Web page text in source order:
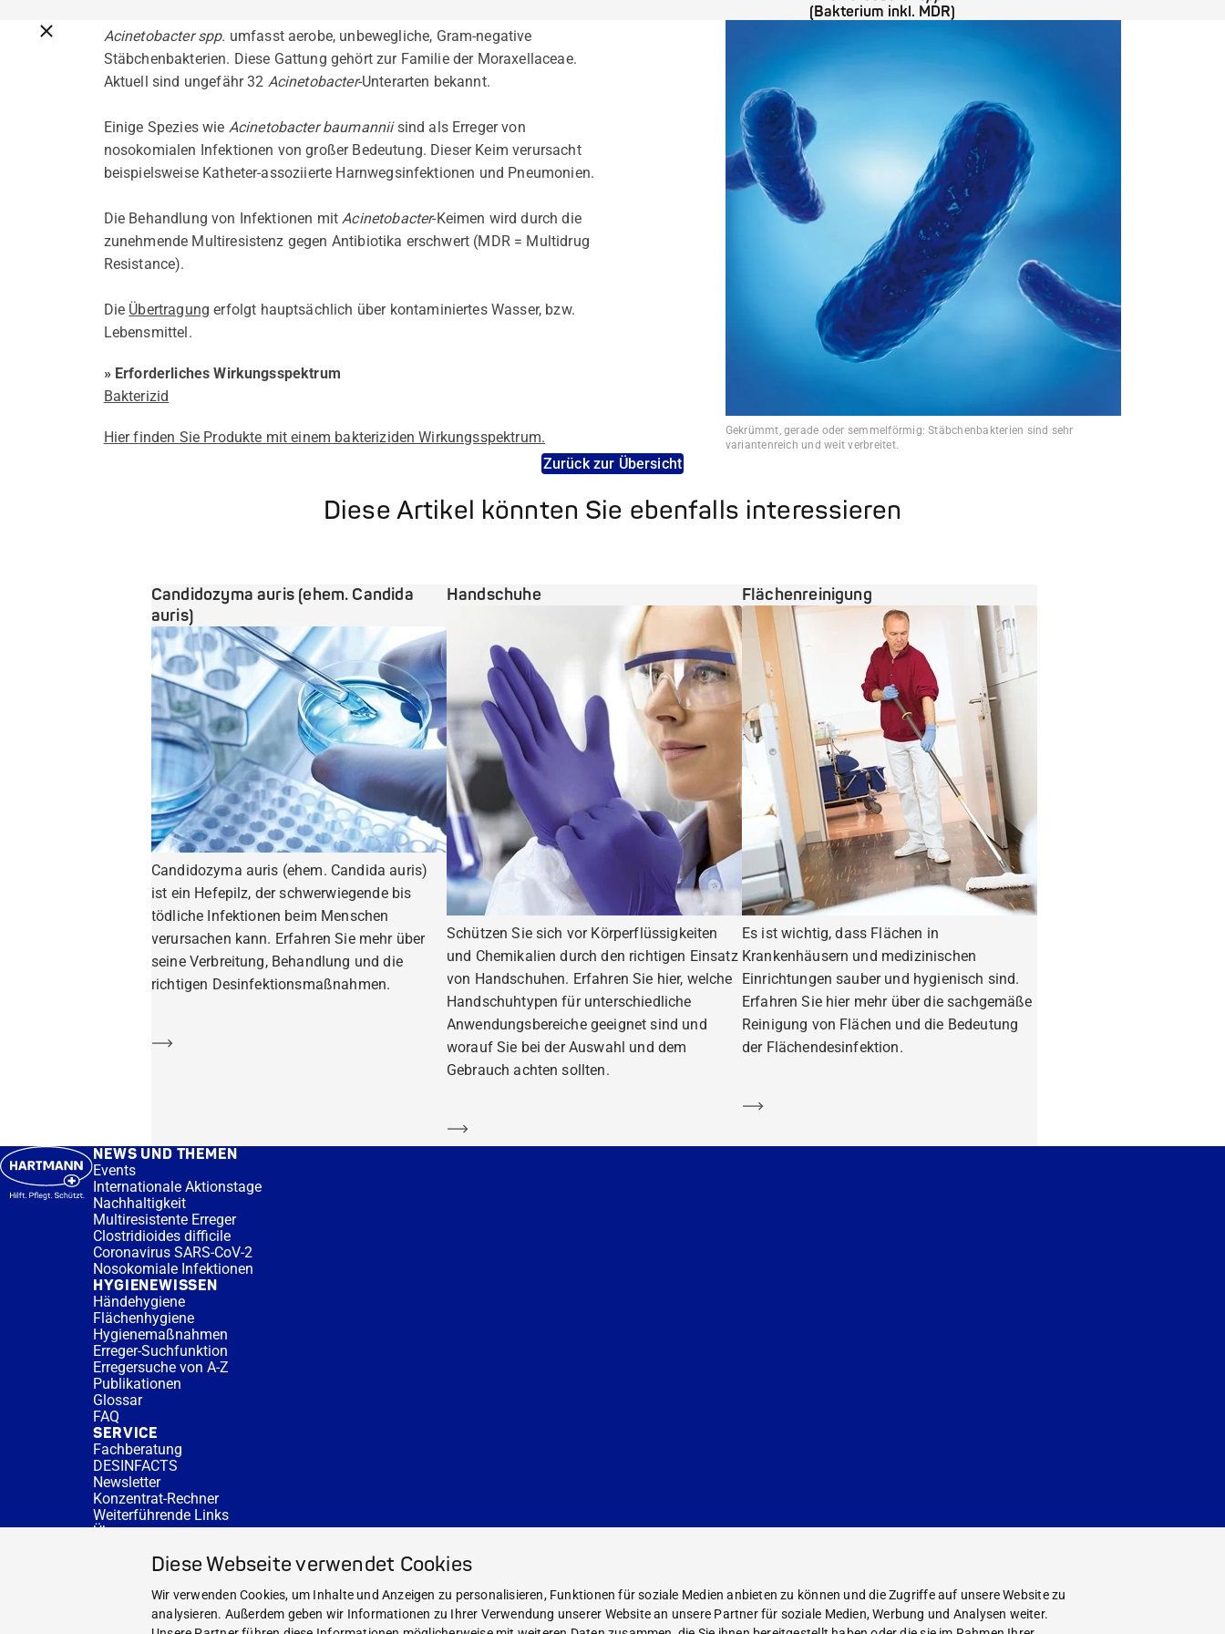
Diese Webseite verwendet Cookies
Wir verwenden Cookies, um Inhalte und Anzeigen zu personalisieren, Funktionen für soziale Medien anbieten zu können und die Zugriffe auf unsere Website zu
analysieren. Außerdem geben wir Informationen zu Ihrer Verwendung unserer Website an unsere Partner für soziale Medien, Werbung und Analysen weiter.
Breadcrumbs schließen
(Bakterium inkl. MDR)
Acinetobacter spp. umfasst aerobe, unbewegliche, Gram-negative
Stäbchenbakterien. Diese Gattung gehört zur Familie der Moraxellaceae.
Aktuell sind ungefähr 32 Acinetobacter-Unterarten bekannt.
Einige Spezies wie Acinetobacter baumanniisind als Erreger von
nosokomialen Infektionen von großer Bedeutung. Dieser Keim verursacht
beispielsweise Katheter-assoziierte Harnwegsinfektionen und Pneumonien.
Die Behandlung von Infektionen mit Acinetobacter-Keimen wird durch die
zunehmende Multiresistenz gegen Antibiotika erschwert (MDR = Multidrug
Resistance).
Die Übertragung erfolgt hauptsächlich über kontaminiertes Wasser, bzw.
Lebensmittel.
» Erforderliches Wirkungsspektrum
Bakterizid
Hier finden Sie Produkte mit einem bakteriziden Wirkungsspektrum.
Gekrümmt, gerade oder semmelförmig: Stäbchenbakterien sind sehr
variantenreich und weit verbreitet.
Zurück zur Übersicht
Diese Artikel könnten Sie ebenfalls interessieren
Candidozyma auris (ehem. Candida
auris)
Candidozyma auris (ehem. Candida auris)
ist ein Hefepilz, der schwerwiegende bis
tödliche Infektionen beim Menschen
verursachen kann. Erfahren Sie mehr über
seine Verbreitung, Behandlung und die
richtigen Desinfektionsmaßnahmen.
Mehr erfahren
Handschuhe
Schützen Sie sich vor Körperflüssigkeiten
und Chemikalien durch den richtigen Einsatz
von Handschuhen. Erfahren Sie hier, welche
Handschuhtypen für unterschiedliche
Anwendungsbereiche geeignet sind und
worauf Sie bei der Auswahl und dem
Gebrauch achten sollten.
Mehr erfahren
Flächenreinigung
Es ist wichtig, dass Flächen in
Krankenhäusern und medizinischen
Einrichtungen sauber und hygienisch sind.
Erfahren Sie hier mehr über die sachgemäße
Reinigung von Flächen und die Bedeutung
der Flächendesinfektion.
Mehr erfahren
NEWS UND THEMEN
Events
Internationale Aktionstage
Nachhaltigkeit
Multiresistente Erreger
Clostridioides difficile
Coronavirus SARS-CoV-2
Nosokomiale Infektionen
HYGIENEWISSEN
Händehygiene
Flächenhygiene
Hygienemaßnahmen
Erreger-Suchfunktion
Erregersuche von A-Z
Publikationen
Glossar
FAQ
SERVICE
Fachberatung
DESINFACTS
Newsletter
Konzentrat-Rechner
Weiterführende Links
Über uns
NEWS UND THEMEN
HYGIENEWISSEN
SERVICE